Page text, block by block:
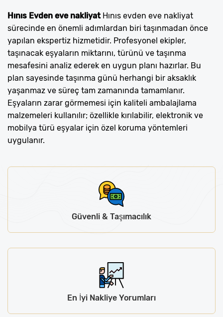
Hınıs Evden eve nakliyatHınıs evden eve nakliyat
sürecinde en önemli adımlardan biri taşınmadan önce
yapılan ekspertiz hizmetidir. Profesyonel ekipler,
taşınacak eşyaların miktarını, türünü ve taşınma
mesafesini analiz ederek en uygun planı hazırlar. Bu
plan sayesinde taşınma günü herhangi bir aksaklık
yaşanmaz ve süreç tam zamanında tamamlanır.
Eşyaların zarar görmemesi için kaliteli ambalajlama
malzemeleri kullanılır; özellikle kırılabilir, elektronik ve
mobilya türü eşyalar için özel koruma yöntemleri
uygulanır.
Güvenli & Taşımacılık
En İyi Nakliye Yorumları